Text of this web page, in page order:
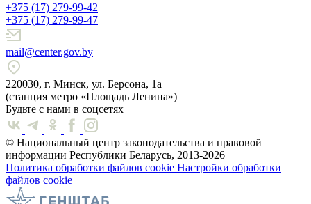
+375 (17) 279-99-42
+375 (17) 279-99-47
mail@center.gov.by
220030, г. Минск, ул. Берсона, 1а
(станция метро «Площадь Ленина»)
Будьте с нами в соцсетях
© Национальный центр законодательства и правовой
информации Республики Беларусь, 2013-2026
Политика обработки файлов cookie Настройки обработки
файлов cookie